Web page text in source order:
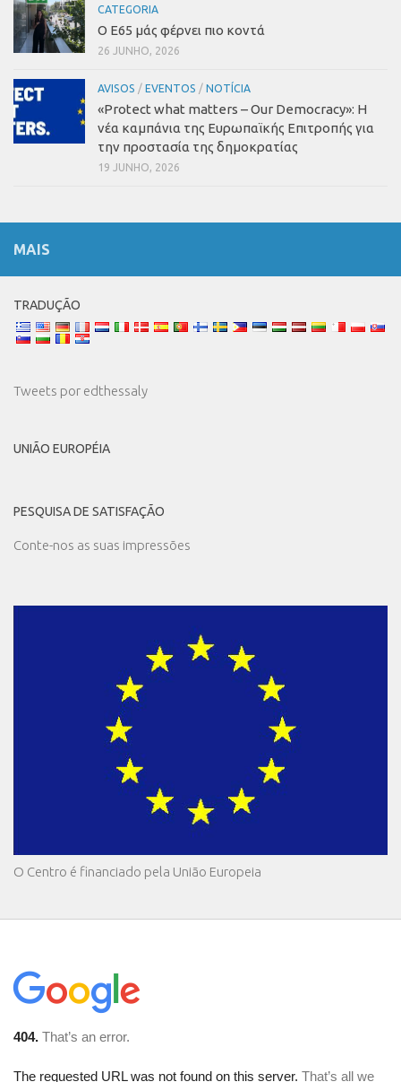
CATEGORIA
Ο Ε65 μάς φέρνει πιο κοντά
26 JUNHO, 2026
AVISOS / EVENTOS / NOTÍCIA
«Protect what matters – Our Democracy»: Η
νέα καμπάνια της Ευρωπαϊκής Επιτροπής για
την προστασία της δημοκρατίας
19 JUNHO, 2026
MAIS
TRADUÇÃO
Tweets por edthessaly
UNIÃO EUROPÉIA
PESQUISA DE SATISFAÇÃO
Conte-nos as suas impressões
O Centro é financiado pela União Europeia